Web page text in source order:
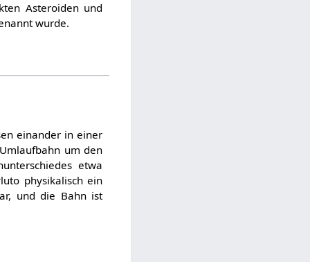
Asteroiden und
wurde.
einander in einer
um den
etwa
physikalisch ein
und die Bahn ist